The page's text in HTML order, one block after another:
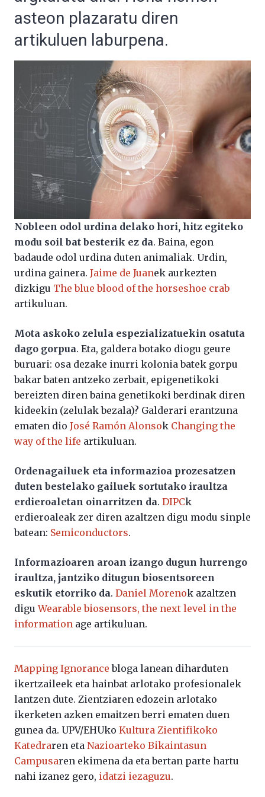
asteon plazaratu diren
artikuluen laburpena.
Nobleen odol urdina delako hori, hitz egiteko
modu soil bat besterik ez da. Baina, egon
badaude odol urdina duten animaliak. Urdin,
urdina gainera. Jaime de Juanek aurkezten
dizkigu The blue blood of the horseshoe crab
artikuluan.
Mota askoko zelula espezializatuekin osatuta
dago gorpua. Eta, galdera botako diogu geure
buruari: osa dezake inurri kolonia batek gorpu
bakar baten antzeko zerbait, epigenetikoki
bereizten diren baina genetikoki berdinak diren
kideekin (zelulak bezala)? Galderari erantzuna
ematen dio José Ramón Alonsok Changing the
way of the life artikuluan.
Ordenagailuek eta informazioa prozesatzen
duten bestelako gailuek sortutako iraultza
erdieroaletan oinarritzen da. DIPCk
erdieroaleak zer diren azaltzen digu modu sinple
batean: Semiconductors.
Informazioaren aroan izango dugun hurrengo
iraultza, jantziko ditugun biosentsoreen
eskutik etorriko da. Daniel Morenok azaltzen
diguWearable biosensors, the next level in the
information age artikuluan.
Mapping Ignorance bloga lanean diharduten
ikertzaileek eta hainbat arlotako profesionalek
lantzen dute. Zientziaren edozein arlotako
ikerketen azken emaitzen berri ematen duen
gunea da. UPV/EHUko Kultura Zientifikoko
Katedraren eta Nazioarteko Bikaintasun
Campusaren ekimena da eta bertan parte hartu
nahi izanez gero, idatzi iezaguzu.